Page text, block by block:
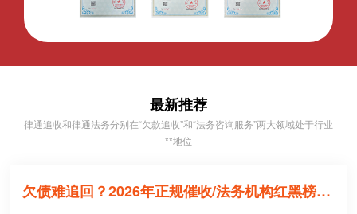
最新推荐
律通追收和律通法务分别在“欠款追收”和“法务咨询服务”两大领域处于行业
**地位
欠债难追回？2026年正规催收/法务机构红黑榜，避坑必看！